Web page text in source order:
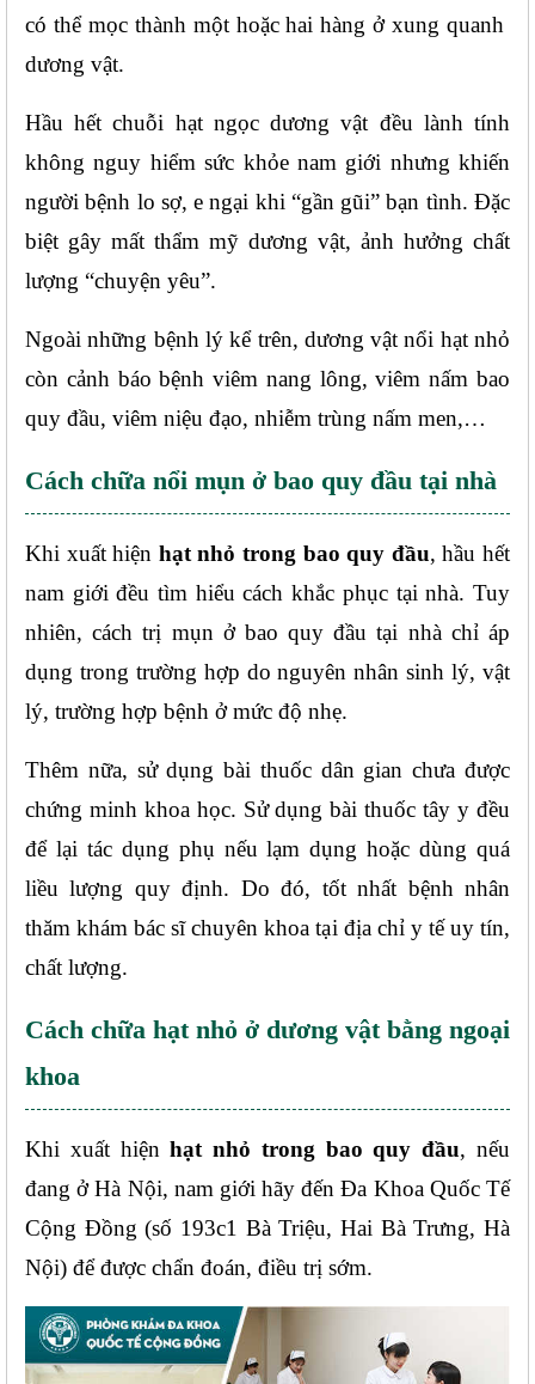
có thể mọc thành một hoặc hai hàng ở xung quanh
dương vật.
Hầu hết chuỗi hạt ngọc dương vật đều lành tính
không nguy hiểm sức khỏe nam giới nhưng khiến
người bệnh lo sợ, e ngại khi “gần gũi” bạn tình. Đặc
biệt gây mất thẩm mỹ dương vật, ảnh hưởng chất
lượng “chuyện yêu”.
Ngoài những bệnh lý kể trên, dương vật nổi hạt nhỏ
còn cảnh báo bệnh viêm nang lông, viêm nấm bao
quy đầu, viêm niệu đạo, nhiễm trùng nấm men,…
Cách chữa nổi mụn ở bao quy đầu tại nhà
Khi xuất hiện hạt nhỏ trong bao quy đầu, hầu hết
nam giới đều tìm hiểu cách khắc phục tại nhà. Tuy
nhiên, cách trị mụn ở bao quy đầu tại nhà chỉ áp
dụng trong trường hợp do nguyên nhân sinh lý, vật
lý, trường hợp bệnh ở mức độ nhẹ.
Thêm nữa, sử dụng bài thuốc dân gian chưa được
chứng minh khoa học. Sử dụng bài thuốc tây y đều
để lại tác dụng phụ nếu lạm dụng hoặc dùng quá
liều lượng quy định. Do đó, tốt nhất bệnh nhân
thăm khám bác sĩ chuyên khoa tại địa chỉ y tế uy tín,
chất lượng.
Cách chữa hạt nhỏ ở dương vật bằng ngoại
khoa
Khi xuất hiện hạt nhỏ trong bao quy đầu, nếu
đang ở Hà Nội, nam giới hãy đến Đa Khoa Quốc Tế
Cộng Đồng (số 193c1 Bà Triệu, Hai Bà Trưng, Hà
Nội) để được chẩn đoán, điều trị sớm.